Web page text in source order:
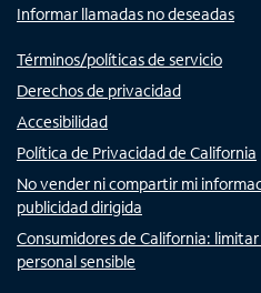
Informar llamadas no deseadas
Términos/políticas de servicio
Derechos de privacidad
Accesibilidad
Política de Privacidad de California
No vender ni compartir mi
publicidad dirigida
Consumidores de California:
personal sensible